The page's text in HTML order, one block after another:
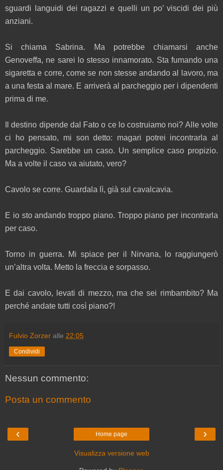
sguardi languidi dei ragazzi e quelli un po’ viscidi dei più
anziani.
Si chiama Sabrina. Ma potrebbe chiamarsi anche
Genoveffa, ne sarei lo stesso innamorato. Sta fumando una
sigaretta e corre, come se non stesse andando al lavoro, ma
a una festa al mare. E arriverà al parcheggio per i dipendenti
prima di me.
Il destino dipende dal Fato o ce lo costruiamo noi? Alle volte
ci ho pensato, mi son detto: magari potrei incontrarla al
parcheggio. Sarebbe un caso. Un semplice caso propizio.
Ma a volte il caso va aiutato, vero?
Cavolo se corre. Guardala lì, già sul cavalcavia.
E io sto andando troppo piano. Troppo piano per incontrarla
per caso.
Torno in guerra. Mi spiace per il Nirvana, lo raggiungerò
un’altra volta. Metto la freccia e sorpasso.
E dai cavolo, levati di mezzo, ma che sei rimbambito? Ma
perché andate tutti così piano?!
Fulvio Zorzer alle 22:05
Condividi
Nessun commento:
Posta un commento
‹ ›
Home page
Visualizza versione web